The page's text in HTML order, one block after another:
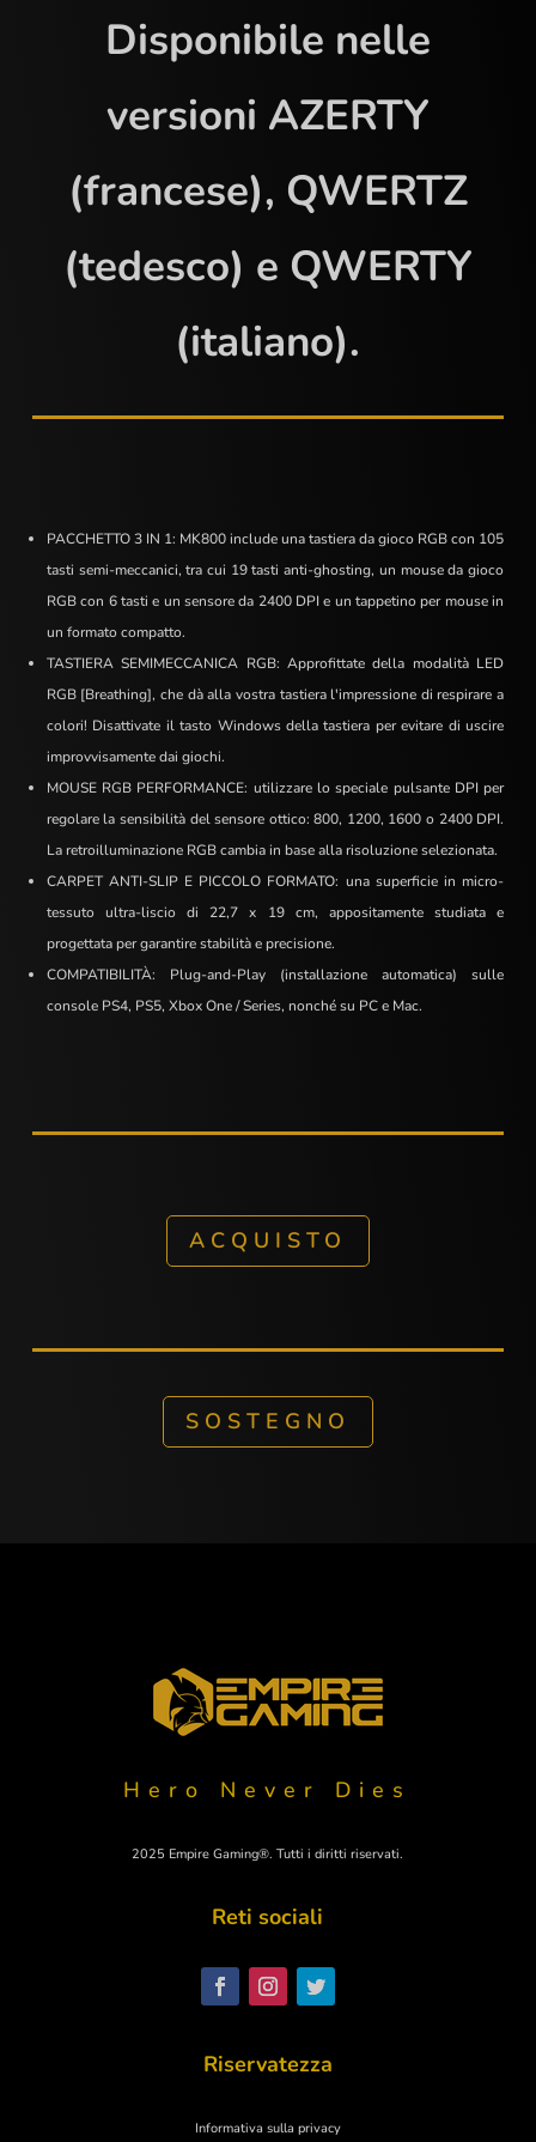
Disponibile nelle
versioni AZERTY
(francese), QWERTZ
(tedesco) e QWERTY
(italiano).
PACCHETTO 3 IN 1: MK800 include una tastiera da gioco RGB con 105
tasti semi-meccanici, tra cui 19 tasti anti-ghosting, un mouse da gioco
RGB con 6 tasti e un sensore da 2400 DPI e un tappetino per mouse in
un formato compatto.
TASTIERA SEMIMECCANICA RGB: Approfittate della modalità LED
RGB [Breathing], che dà alla vostra tastiera l'impressione di respirare a
colori! Disattivate il tasto Windows della tastiera per evitare di uscire
improvvisamente dai giochi.
MOUSE RGB PERFORMANCE: utilizzare lo speciale pulsante DPI per
regolare la sensibilità del sensore ottico: 800, 1200, 1600 o 2400 DPI.
La retroilluminazione RGB cambia in base alla risoluzione selezionata.
CARPET ANTI-SLIP E PICCOLO FORMATO: una superficie in micro-
tessuto ultra-liscio di 22,7 x 19 cm, appositamente studiata e
progettata per garantire stabilità e precisione.
COMPATIBILITÀ: Plug-and-Play (installazione automatica) sulle
console PS4, PS5, Xbox One / Series, nonché su PC e Mac.
ACQUISTO
SOSTEGNO
Hero Never Dies
2025 Empire Gaming®. Tutti i diritti riservati.
Reti sociali
Riservatezza
Informativa sulla privacy